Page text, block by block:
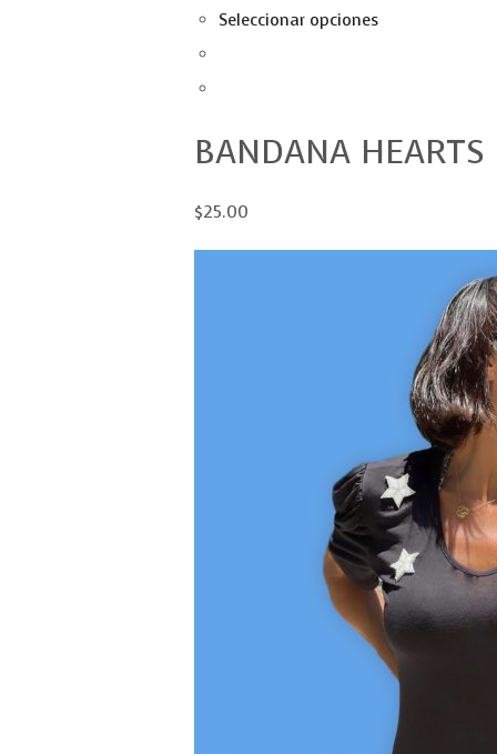
Seleccionar opciones
BANDANA HEARTS
$25.00